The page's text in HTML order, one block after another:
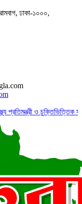
ঢাকা-১০০০,
ও চুক্তিভিত্তিক সচিব!রাজস্ব